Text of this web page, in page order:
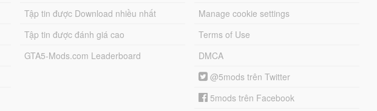
Tập tin được Download nhiều nhất
Tập tin được đánh giá cao
GTA5-Mods.com Leaderboard
Manage cookie settings
Terms of Use
DMCA
@5mods trên Twitter
5mods trên Facebook